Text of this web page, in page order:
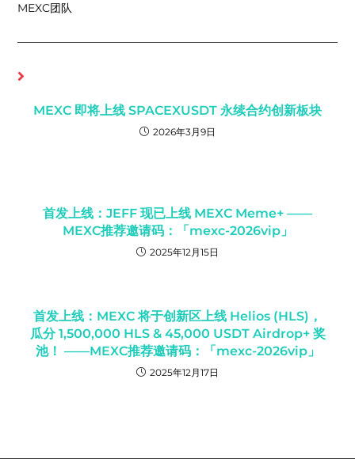
MEXC团队
MEXC 即将上线 SPACEXUSDT 永续合约创新板块
2026年3月9日
首发上线：JEFF 现已上线 MEXC Meme+ ——
MEXC推荐邀请码：「mexc-2026vip」
2025年12月15日
首发上线：MEXC 将于创新区上线 Helios (HLS)，
瓜分 1,500,000 HLS & 45,000 USDT Airdrop+ 奖
池！ ——MEXC推荐邀请码：「mexc-2026vip」
2025年12月17日